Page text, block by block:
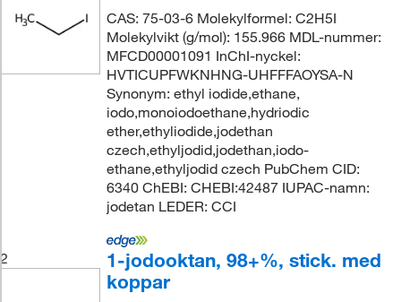
CAS: 75-03-6 Molekylformel: C2H5I
Molekylvikt (g/mol): 155.966 MDL-nummer:
MFCD00001091 InChI-nyckel:
HVTICUPFWKNHNG-UHFFFAOYSA-N
Synonym: ethyl iodide,ethane,
iodo,monoiodoethane,hydriodic
ether,ethyliodide,jodethan
czech,ethyljodid,jodethan,iodo-
ethane,ethyljodid czech PubChem CID:
6340 ChEBI: CHEBI:42487 IUPAC-namn:
jodetan LEDER: CCI
2
1-jodooktan, 98+%, stick. med
koppar